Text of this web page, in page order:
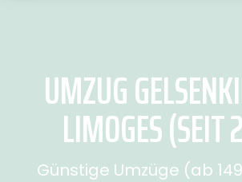
UMZUG
LIMOGES
Günstige Umzüge (ab